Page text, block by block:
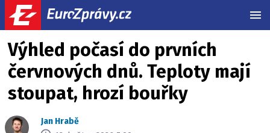
Výhled počasí do prvních
červnových dnů. Teploty mají
stoupat, hrozí bouřky
Jan Hrabě